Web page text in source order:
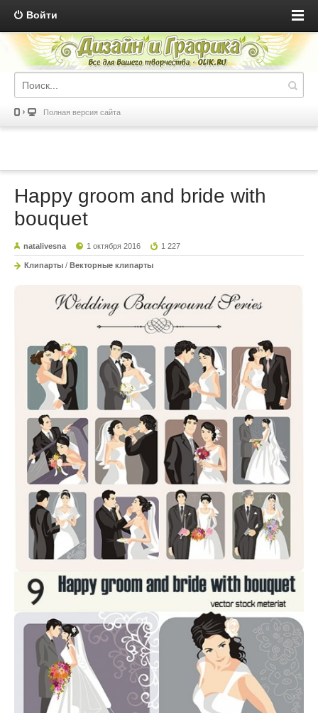
Войти
Полная версия сайта
Happy groom and bride with
bouquet
natalivesna 1 октября 2016 1 227
Клипарты / Векторные клипарты